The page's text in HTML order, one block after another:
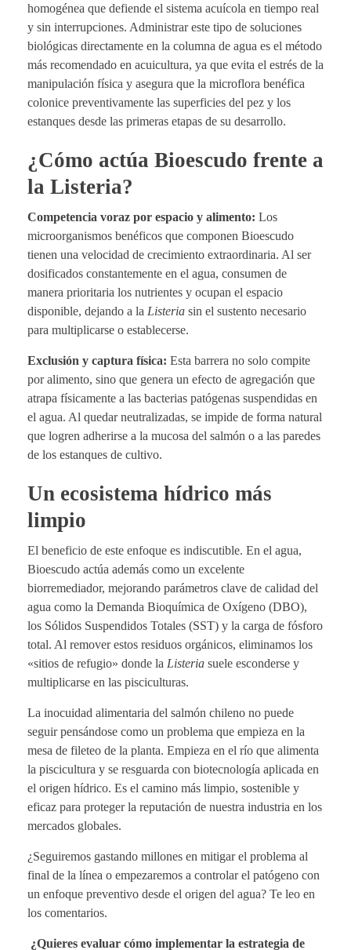
homogénea que defiende el sistema acuícola en tiempo real
y sin interrupciones. Administrar este tipo de soluciones
biológicas directamente en la columna de agua es el método
más recomendado en acuicultura, ya que evita el estrés de la
manipulación física y asegura que la microflora benéfica
colonice preventivamente las superficies del pez y los
estanques desde las primeras etapas de su desarrollo.
¿Cómo actúa Bioescudo frente a
la Listeria?
Competencia voraz por espacio y alimento: Los
microorganismos benéficos que componen Bioescudo
tienen una velocidad de crecimiento extraordinaria. Al ser
dosificados constantemente en el agua, consumen de
manera prioritaria los nutrientes y ocupan el espacio
disponible, dejando a la Listeria sin el sustento necesario
para multiplicarse o establecerse.
Exclusión y captura física: Esta barrera no solo compite
por alimento, sino que genera un efecto de agregación que
atrapa físicamente a las bacterias patógenas suspendidas en
el agua. Al quedar neutralizadas, se impide de forma natural
que logren adherirse a la mucosa del salmón o a las paredes
de los estanques de cultivo.
Un ecosistema hídrico más
limpio
El beneficio de este enfoque es indiscutible. En el agua,
Bioescudo actúa además como un excelente
biorremediador, mejorando parámetros clave de calidad del
agua como la Demanda Bioquímica de Oxígeno (DBO),
los Sólidos Suspendidos Totales (SST) y la carga de fósforo
total. Al remover estos residuos orgánicos, eliminamos los
«sitios de refugio» donde la Listeria suele esconderse y
multiplicarse en las pisciculturas.
La inocuidad alimentaria del salmón chileno no puede
seguir pensándose como un problema que empieza en la
mesa de fileteo de la planta. Empieza en el río que alimenta
la piscicultura y se resguarda con biotecnología aplicada en
el origen hídrico. Es el camino más limpio, sostenible y
eficaz para proteger la reputación de nuestra industria en los
mercados globales.
¿Seguiremos gastando millones en mitigar el problema al
final de la línea o empezaremos a controlar el patógeno con
un enfoque preventivo desde el origen del agua? Te leo en
los comentarios.
¿Quieres evaluar cómo implementar la estrategia de